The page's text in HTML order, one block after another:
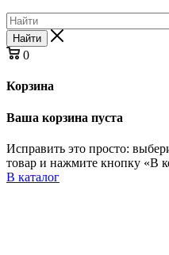
Найти
0
Корзина
Ваша корзина пуста
Исправить это просто:
товар и нажмите кнопку «В
В каталог